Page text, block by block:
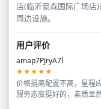
店(临沂豪森国际广场店
周边设施。
用户评价
amap7PJryA7l
★★★★★
价格挺高配置不高，星程
服务态度挺好的，素质显